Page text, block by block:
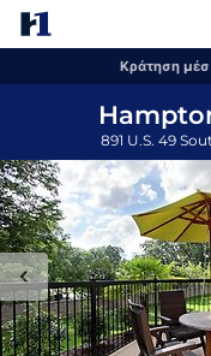
Κράτηση
891 U.S. 49